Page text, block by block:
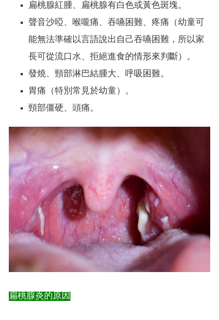
扁桃腺紅腫、扁桃腺有白色或黃色斑塊。
聲音沙啞、喉嚨痛、吞嚥困難、疼痛（幼童可
能無法準確以言語說出自己吞嚥困難，所以家
長可從流口水、拒絕進食的情形來判斷）。
發燒、頸部淋巴結腫大、呼吸困難。
胃痛（特別常見於幼童）。
頸部僵硬、頭痛。
扁桃腺炎的原因